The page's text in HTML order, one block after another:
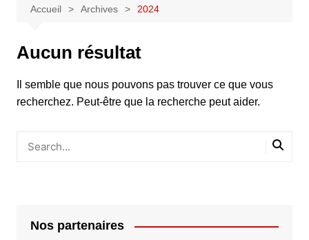
Accueil Archives 2024
Aucun résultat
Il semble que nous pouvons pas trouver ce que vous
recherchez. Peut-être que la recherche peut aider.
Nos partenaires